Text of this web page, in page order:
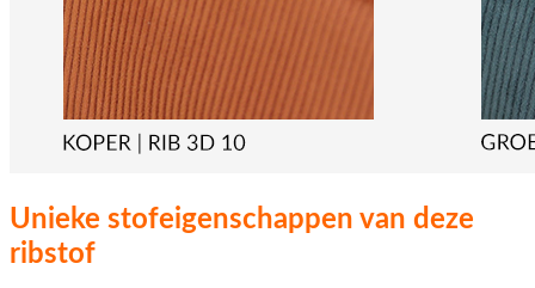
Unieke stofeigenschappen van deze
ribstof